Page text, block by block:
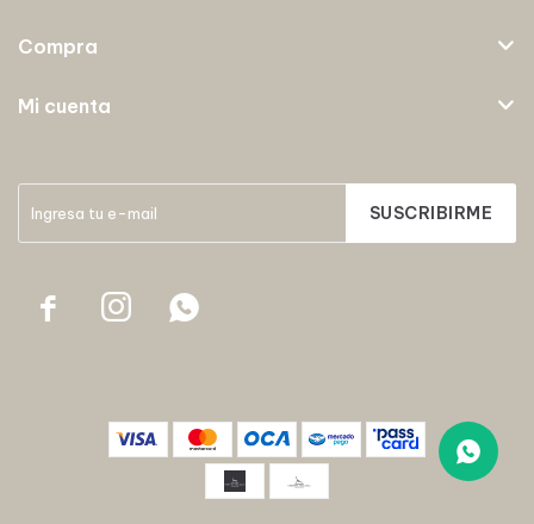
SUSCRIBIRME
  
Compra
Mi cuenta